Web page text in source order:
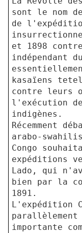
sont le nom
de
et 1898
indépendant
kasaïens
contre leurs
l'exécution
indigènes.
Récemment
arabo-
Congo
expéditions
Lado, qui
bien par la
1891.
L'expédition
parallèlement
importante